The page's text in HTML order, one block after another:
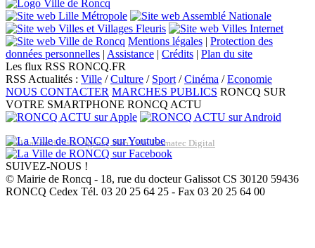
Mentions légales | Protection des
données personnelles | Assistance | Crédits | Plan du site
Les flux RSS RONCQ.FR
RSS Actualités : Ville /Culture / Sport /Cinéma /Economie
NOUS CONTACTER MARCHES PUBLICS RONCQ SUR
VOTRE SMARTPHONE RONCQ ACTU
Réalisation du site: Agence Web Lille Promatec Digital
SUIVEZ-NOUS !
© Mairie de Roncq - 18, rue du docteur Galissot CS 30120 59436
RONCQ Cedex Tél. 03 20 25 64 25 - Fax 03 20 25 64 00